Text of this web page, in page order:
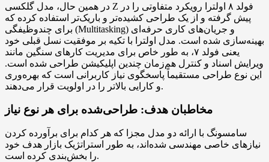
در همین حال، مدل گلکسی Z فولد ۸ اولترا رویکرد متفاوتی را در
پیش گرفته و از یک طراحی کشیده‌تر و باریک‌تر استفاده کرده که
برای چندوظیفگی (Multitasking) و جریان‌های کاری حرفه‌ای
بهینه‌سازی شده است. مدل اولترا با تکیه بر موفقیت نسل قبلی خود
یعنی فولد ۷، به طور خاص برای مدیریت کارهای سنگین مانند
ویرایش اسناد و کنترل هم‌زمان چندین اپلیکیشن طراحی شده است.
این نوع طراحی مستقیماً پاسخگوی نیاز کاربرانی است که بهره‌وری
و کارایی بالاتر را در اولویت قرار می‌دهند.
مخاطبان هدف: طراحی‌شده برای هر نوع نیاز
سامسونگ با ارائه دو مدل مجزا که هر کدام برای برآورده کردن
نیازهای خاصی مهندسی شده‌اند، به طور استراتژیک بازار هدف خود
را بخش‌بندی کرده است.